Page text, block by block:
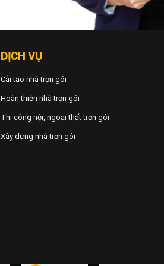
DỊCH VỤ
Cải tạo nhà trọn gói
Hoàn thiện nhà trọn gói
Thi công nội, ngoại thất trọn gói
Xây dựng nhà trọn gói